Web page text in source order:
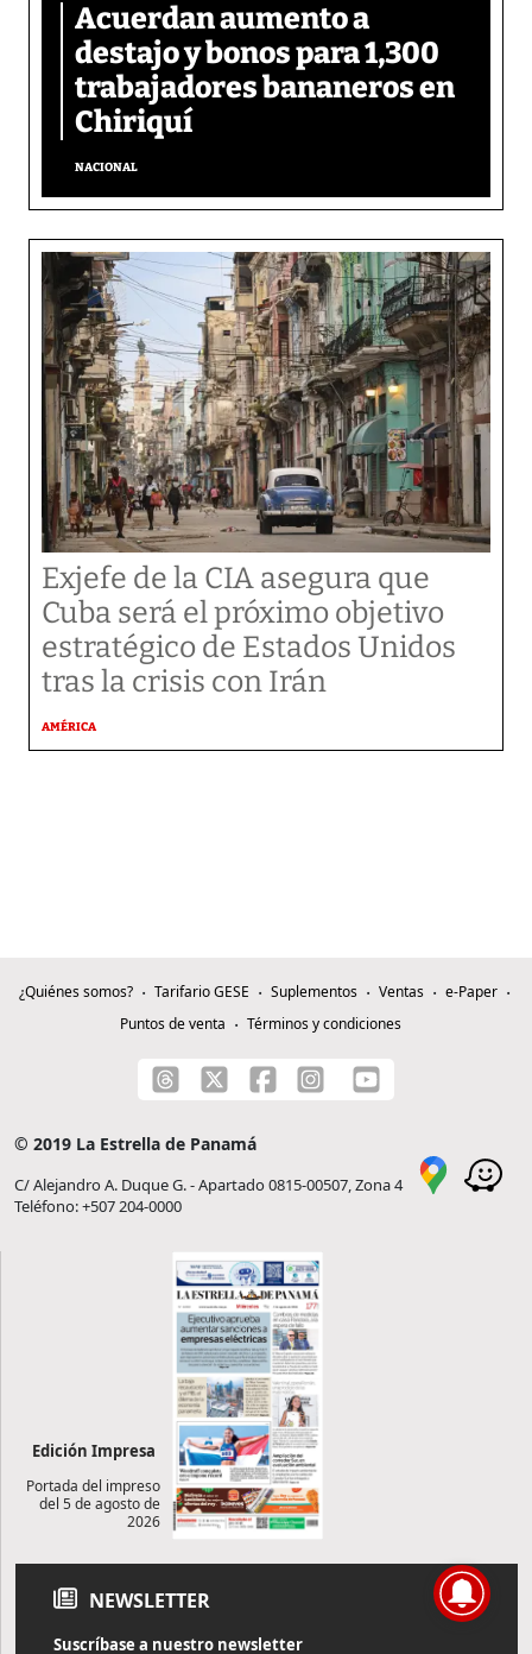
Acuerdan aumento a
destajo y bonos para 1,300
trabajadores bananeros en
Chiriquí
NACIONAL
Exjefe de la CIA asegura que
Cuba será el próximo objetivo
estratégico de Estados Unidos
tras la crisis con Irán
AMÉRICA
¿Quiénes somos? Tarifario GESE Suplementos Ventas
e-Paper
Puntos de venta
Términos y condiciones
© 2019 La Estrella de Panamá
C/ Alejandro A. Duque G. - Apartado 0815-00507, Zona 4
Teléfono: +507 204-0000
Edición Impresa
Portada del impreso
del 5 de agosto de
2026
NEWSLETTER
Suscríbase a nuestro newsletter